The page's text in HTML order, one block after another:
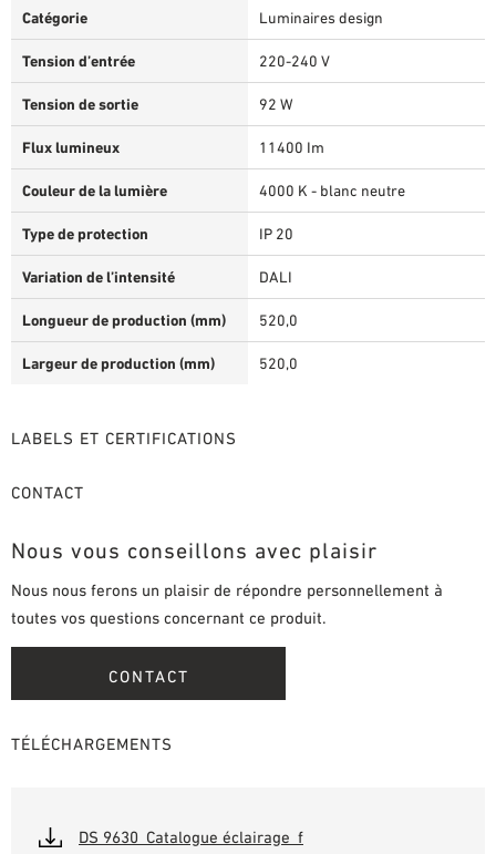
Catégorie Luminaires design
Tension d’entrée 220-240 V
Tension de sortie 92 W
Flux lumineux 11400 Im
Couleur de la lumière 4000 K - blanc neutre
Type de protection IP 20
Variation de l’intensité DALI
Longueur de production (mm) 520,0
Largeur de production (mm) 520,0
LABELS ET CERTIFICATIONS
CONTACT
Nous vous conseillons avec plaisir
Nous nous ferons un plaisir de répondre personnellement à
toutes vos questions concernant ce produit.
CONTACT
TÉLÉCHARGEMENTS
DS 9630_Catalogue éclairage_f